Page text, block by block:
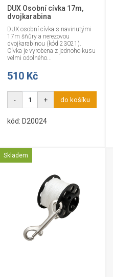
DUX Osobní cívka 17m,
dvojkarabina
DUX osobní cívka s navinutými
17m šňůry a nerezovou
dvojkarabinou (kód 23021).
Cívka je vyrobena z jednoho kusu
velmi odolného...
510 Kč
- + do košíku
kód: D20024
Skladem